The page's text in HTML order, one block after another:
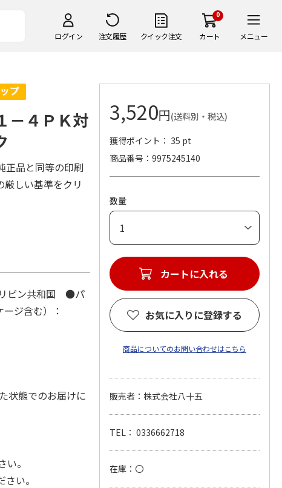
ログイン 注文履歴 クイック注文
0
カート メニュー
４ＰＫ対
正品と同等の印刷
しい基準をクリ
ピン共和国 ●パ
ジ含む）：
状態でのお届けに
。
い。
3,520円(送料別・税込)
獲得ポイント： 35 pt
商品番号
9975245140
数量
カートに入れる
お気に入りに登録する
商品についてのお問い合わせはこちら
販売者：株式会社八十五
TEL： 0336662718
在庫：〇